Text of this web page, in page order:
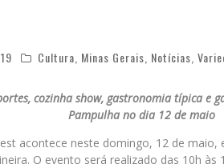
Cultura Minas Gerais Notícias
cozinha show, gastronomia típica e
Pampulha no dia 12 de maio
acontece neste domingo, 12 de
O evento será realizado das 10h às